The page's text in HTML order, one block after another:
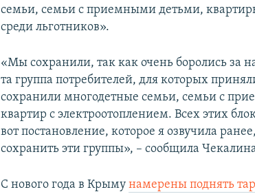
семьи, семьи с приемными детьми,
среди льготников».
«Мы сохранили, так как очень боролись за
та группа потребителей, для которых
сохранили многодетные семьи, семьи с
квартир с электроотоплением. Всех этих
вот постановление, которое я озвучила
сохранить эти группы», – сообщила
С нового года в Крымунамерены поднять